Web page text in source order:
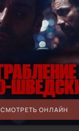
СМОТРЕТЬ ОНЛАЙН